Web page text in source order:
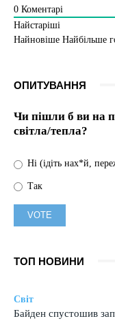
0 Коментарі
Найстаріші
Найновіше Найбільше
ОПИТУВАННЯ
Чи пішли б ви на
світла/тепла?
Ні (ідіть нах*й,
Так
ТОП НОВИНИ
Світ
Байден спустошив